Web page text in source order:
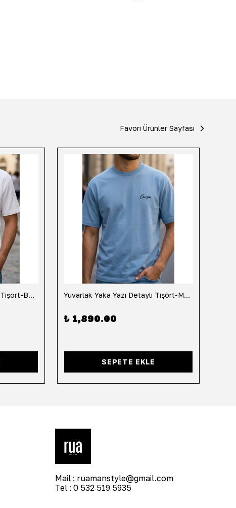
Favori Ürünler Sayfası
Yuvarlak Yaka Yazı Detaylı Tişört-Beyaz Yuvarlak Yaka Yazı Detaylı Tişört-Mavi
₺ 1,890.00
SEPETE EKLE
Mail : ruamanstyle@gmail.com
Tel : 0 532 519 5935